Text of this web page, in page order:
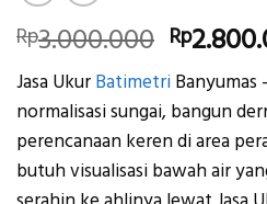
Rp3.000.000 Original
price
was:
Rp
Jasa Ukur Batimetri Banyumas
normalisasi sungai, bangun
perencanaan keren di area
butuh visualisasi bawah air